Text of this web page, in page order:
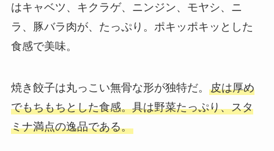
はキャベツ、キクラゲ、ニンジン、モヤシ、ニ
ラ、豚バラ肉が、たっぷり。ポキッポキッとした
食感で美味。
焼き餃子は丸っこい無骨な形が独特だ。 皮は厚め
でもちもちとした食感。具は野菜たっぷり、スタ
ミナ満点の逸品である。